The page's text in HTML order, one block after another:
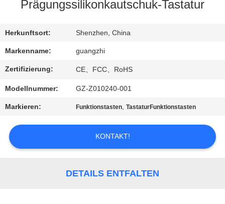
SIE
MIT
UNS
IN
VERBINDUNG
FORDERN
SIE
Prägungssilikonkautschuk-Tastatur
Herkunftsort: Shenzhen, China
Markenname: guangzhi
Zertifizierung: CE、FCC、RoHS
Modellnummer: GZ-Z010240-001
Markieren: Funktionstasten,TastaturFunktionstasten
KONTAKT!
DETAILS ENTFALTEN